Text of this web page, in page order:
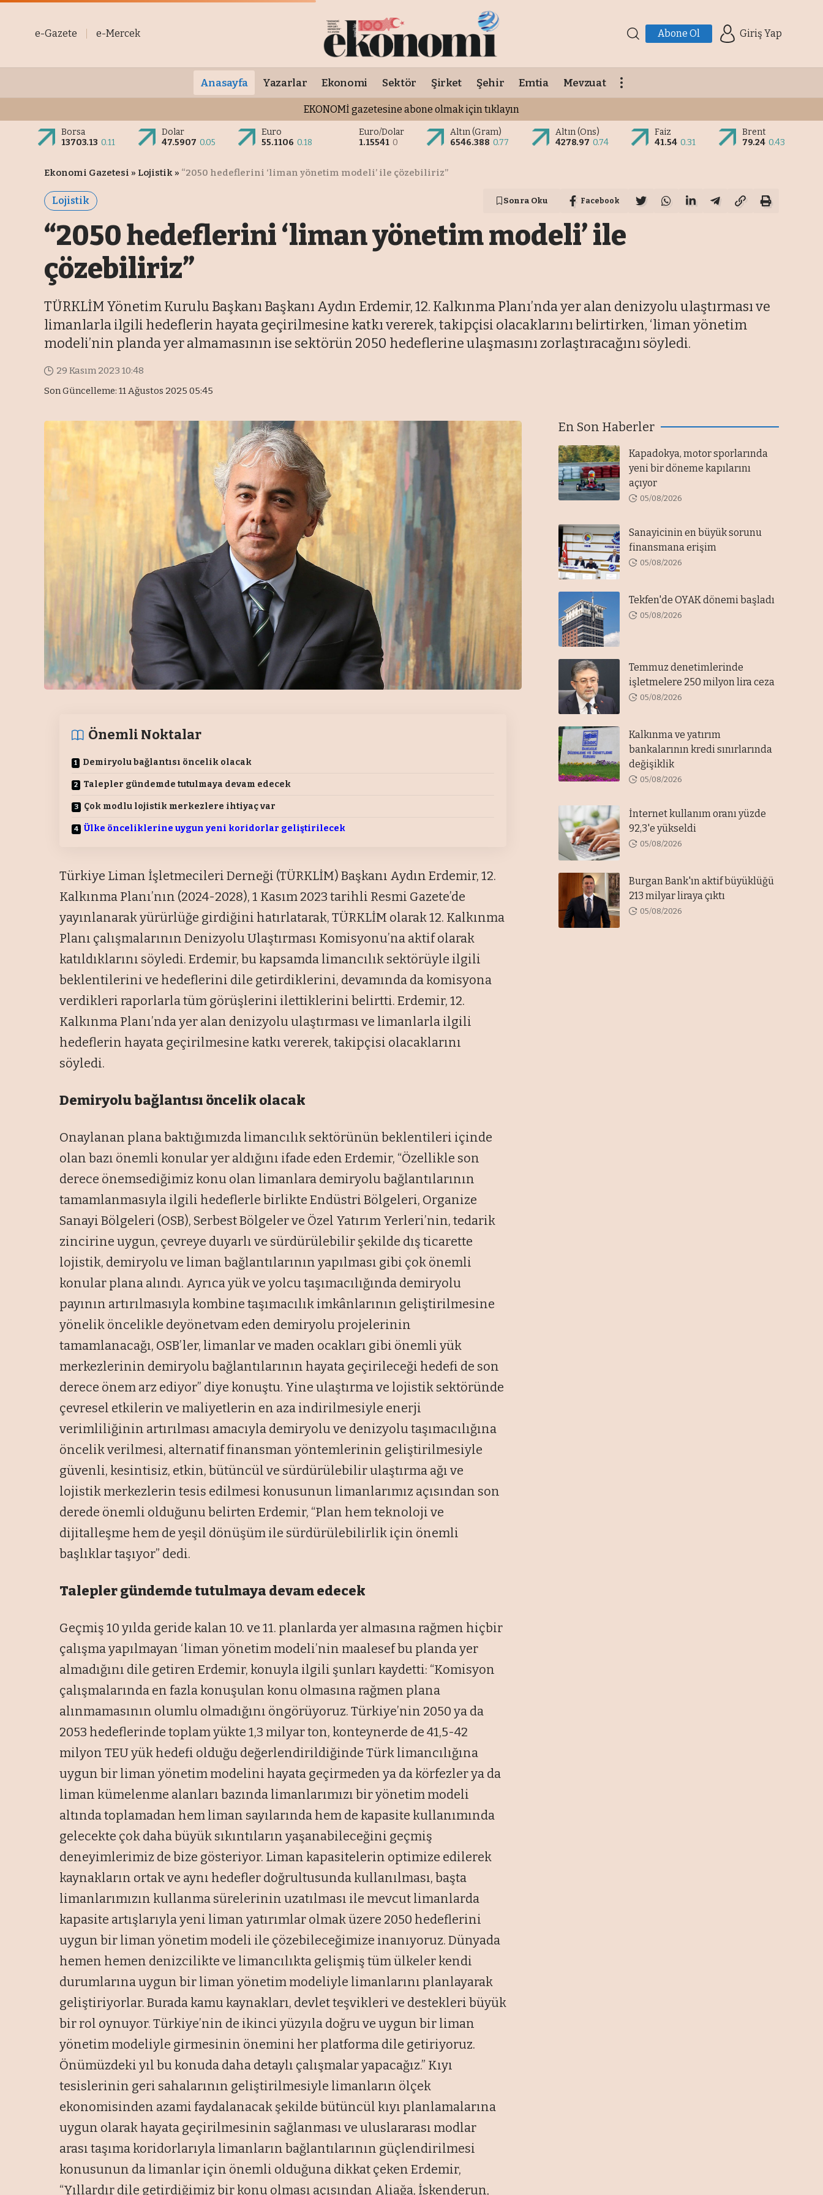
e-Gazete e-Mercek Abone Ol Giriş Yap
Anasayfa Yazarlar Ekonomi Sektör Şirket Şehir Emtia Mevzuat
EKONOMİ gazetesine abone olmak için tıklayın
Borsa
13703.13 0.11
Dolar
47.5907 0.05
Euro
55.1106 0.18
Euro/Dolar
1.15541 0
Altın (Gram)
6546.388 0.77
Altın (Ons)
4278.97 0.74
Faiz
41.54 0.31
Brent
79.24 0.43
Ekonomi Gazetesi » Lojistik » “2050 hedeflerini ‘liman yönetim modeli’ ile çözebiliriz”
Lojistik Sonra Oku Facebook
“2050 hedeflerini ‘liman yönetim modeli’ ile
çözebiliriz”
TÜRKLİM Yönetim Kurulu Başkanı Başkanı Aydın Erdemir, 12. Kalkınma Planı’nda yer alan denizyolu ulaştırması ve
limanlarla ilgili hedeflerin hayata geçirilmesine katkı vererek, takipçisi olacaklarını belirtirken, ‘liman yönetim
modeli’nin planda yer almamasının ise sektörün 2050 hedeflerine ulaşmasını zorlaştıracağını söyledi.
Son Güncelleme: 11 Ağustos 2025 05:45
29 Kasım 2023 10:48
Önemli Noktalar
Demiryolu bağlantısı öncelik olacak
Talepler gündemde tutulmaya devam edecek
Çok modlu lojistik merkezlere ihtiyaç var
Ülke önceliklerine uygun yeni koridorlar geliştirilecek
Türkiye Liman İşletmecileri Derneği (TÜRKLİM) Başkanı Aydın Erdemir, 12.
Kalkınma Planı’nın (2024-2028), 1 Kasım 2023 tarihli Resmi Gazete’de
yayınlanarak yürürlüğe girdiğini hatırlatarak, TÜRKLİM olarak 12. Kalkınma
Planı çalışmalarının Denizyolu Ulaştırması Komisyonu’na aktif olarak
katıldıklarını söyledi. Erdemir, bu kapsamda limancılık sektörüyle ilgili
beklentilerini ve hedeflerini dile getirdiklerini, devamında da komisyona
verdikleri raporlarla tüm görüşlerini ilettiklerini belirtti. Erdemir, 12.
Kalkınma Planı’nda yer alan denizyolu ulaştırması ve limanlarla ilgili
hedeflerin hayata geçirilmesine katkı vererek, takipçisi olacaklarını
söyledi.
Demiryolu bağlantısı öncelik olacak
Onaylanan plana baktığımızda limancılık sektörünün beklentileri içinde
olan bazı önemli konular yer aldığını ifade eden Erdemir, “Özellikle son
derece önemsediğimiz konu olan limanlara demiryolu bağlantılarının
tamamlanmasıyla ilgili hedeflerle birlikte Endüstri Bölgeleri, Organize
Sanayi Bölgeleri (OSB), Serbest Bölgeler ve Özel Yatırım Yerleri’nin, tedarik
zincirine uygun, çevreye duyarlı ve sürdürülebilir şekilde dış ticarette
lojistik, demiryolu ve liman bağlantılarının yapılması gibi çok önemli
konular plana alındı. Ayrıca yük ve yolcu taşımacılığında demiryolu
payının artırılmasıyla kombine taşımacılık imkânlarının geliştirilmesine
yönelik öncelikle deyönetvam eden demiryolu projelerinin
tamamlanacağı, OSB’ler, limanlar ve maden ocakları gibi önemli yük
merkezlerinin demiryolu bağlantılarının hayata geçirileceği hedefi de son
derece önem arz ediyor” diye konuştu. Yine ulaştırma ve lojistik sektöründe
çevresel etkilerin ve maliyetlerin en aza indirilmesiyle enerji
verimliliğinin artırılması amacıyla demiryolu ve denizyolu taşımacılığına
öncelik verilmesi, alternatif finansman yöntemlerinin geliştirilmesiyle
güvenli, kesintisiz, etkin, bütüncül ve sürdürülebilir ulaştırma ağı ve
lojistik merkezlerin tesis edilmesi konusunun limanlarımız açısından son
derede önemli olduğunu belirten Erdemir, “Plan hem teknoloji ve
dijitalleşme hem de yeşil dönüşüm ile sürdürülebilirlik için önemli
başlıklar taşıyor” dedi.
Talepler gündemde tutulmaya devam edecek
Geçmiş 10 yılda geride kalan 10. ve 11. planlarda yer almasına rağmen hiçbir
çalışma yapılmayan ‘liman yönetim modeli’nin maalesef bu planda yer
almadığını dile getiren Erdemir, konuyla ilgili şunları kaydetti: “Komisyon
çalışmalarında en fazla konuşulan konu olmasına rağmen plana
alınmamasının olumlu olmadığını öngörüyoruz. Türkiye’nin 2050 ya da
2053 hedeflerinde toplam yükte 1,3 milyar ton, konteynerde de 41,5-42
milyon TEU yük hedefi olduğu değerlendirildiğinde Türk limancılığına
uygun bir liman yönetim modelini hayata geçirmeden ya da körfezler ya da
liman kümelenme alanları bazında limanlarımızı bir yönetim modeli
altında toplamadan hem liman sayılarında hem de kapasite kullanımında
gelecekte çok daha büyük sıkıntıların yaşanabileceğini geçmiş
deneyimlerimiz de bize gösteriyor. Liman kapasitelerin optimize edilerek
kaynakların ortak ve aynı hedefler doğrultusunda kullanılması, başta
limanlarımızın kullanma sürelerinin uzatılması ile mevcut limanlarda
kapasite artışlarıyla yeni liman yatırımlar olmak üzere 2050 hedeflerini
uygun bir liman yönetim modeli ile çözebileceğimize inanıyoruz. Dünyada
hemen hemen denizcilikte ve limancılıkta gelişmiş tüm ülkeler kendi
durumlarına uygun bir liman yönetim modeliyle limanlarını planlayarak
geliştiriyorlar. Burada kamu kaynakları, devlet teşvikleri ve destekleri büyük
bir rol oynuyor. Türkiye’nin de ikinci yüzyıla doğru ve uygun bir liman
yönetim modeliyle girmesinin önemini her platforma dile getiriyoruz.
Önümüzdeki yıl bu konuda daha detaylı çalışmalar yapacağız.” Kıyı
tesislerinin geri sahalarının geliştirilmesiyle limanların ölçek
ekonomisinden azami faydalanacak şekilde bütüncül kıyı planlamalarına
uygun olarak hayata geçirilmesinin sağlanması ve uluslararası modlar
arası taşıma koridorlarıyla limanların bağlantılarının güçlendirilmesi
konusunun da limanlar için önemli olduğuna dikkat çeken Erdemir,
“Yıllardır dile getirdiğimiz bir konu olması açısından Aliağa, İskenderun,
En Son Haberler
Kapadokya, motor sporlarında
yeni bir döneme kapılarını
açıyor
05/08/2026
Sanayicinin en büyük sorunu
finansmana erişim
05/08/2026
Tekfen'de OYAK dönemi başladı
05/08/2026
Temmuz denetimlerinde
işletmelere 250 milyon lira ceza
05/08/2026
Kalkınma ve yatırım
bankalarının kredi sınırlarında
değişiklik
05/08/2026
İnternet kullanım oranı yüzde
92,3'e yükseldi
05/08/2026
Burgan Bank'ın aktif büyüklüğü
213 milyar liraya çıktı
05/08/2026